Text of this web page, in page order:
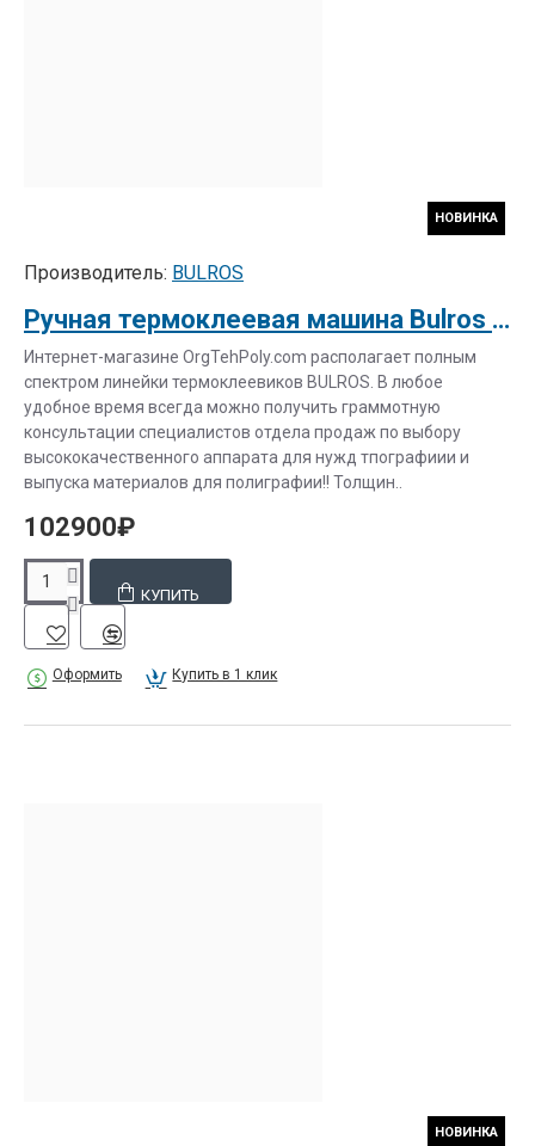
НОВИНКА
Производитель: BULROS
Ручная термоклеевая машина Bulros GB-6310 А3
Интернет-магазине OrgTehPoly.com располагает полным
спектром линейки термоклеевиков BULROS. В любое
удобное время всегда можно получить граммотную
консультации специалистов отдела продаж по выбору
высококачественного аппарата для нужд тпографиии и
выпуска материалов для полиграфии!! Толщин..
102900₽
КУПИТЬ
Оформить Купить в 1 клик
НОВИНКА